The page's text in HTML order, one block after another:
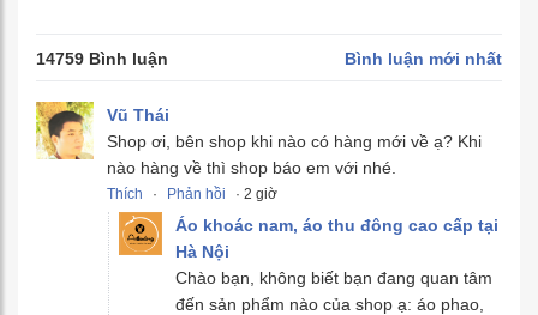
14759 Bình luận Bình luận mới nhất
Vũ Thái
Shop ơi, bên shop khi nào có hàng mới về ạ? Khi
nào hàng về thì shop báo em với nhé.
Thích · Phản hồi · 2 giờ
Áo khoác nam, áo thu đông cao cấp tại
Hà Nội
Chào bạn, không biết bạn đang quan tâm
đến sản phẩm nào của shop ạ: áo phao,